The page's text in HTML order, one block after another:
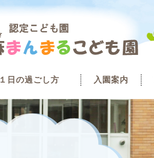
１日の過ごし方 入園案内